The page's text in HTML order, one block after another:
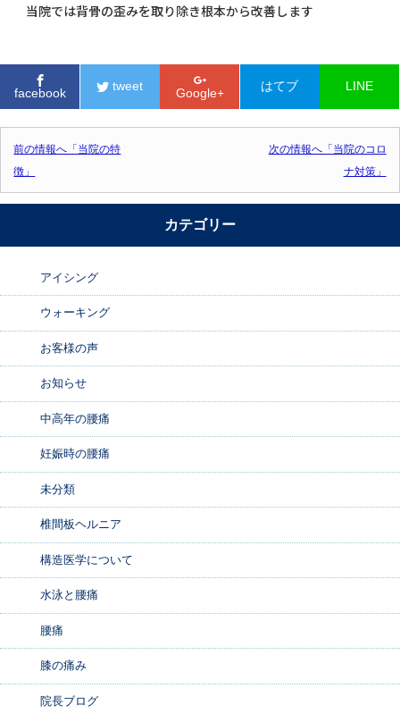
当院では背骨の歪みを取り除き根本から改善します
facebook
tweet
Google+
はてブ LINE
前の情報へ「当院の特
徴」
次の情報へ「当院のコロ
ナ対策」
カテゴリー
アイシング
ウォーキング
お客様の声
お知らせ
中高年の腰痛
妊娠時の腰痛
未分類
椎間板ヘルニア
構造医学について
水泳と腰痛
腰痛
膝の痛み
院長ブログ